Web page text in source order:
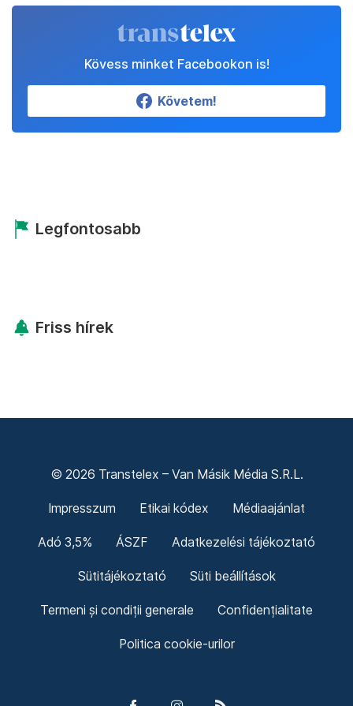
Kövess minket Facebookon is!
Követem!
Legfontosabb
Friss hírek
© 2026 Transtelex – Van Másik Média S.R.L.
Impresszum Etikai kódex Médiaajánlat
Adó 3,5% ÁSZF Adatkezelési tájékoztató
Sütitájékoztató Süti beállítások
Termeni și condiții generale Confidențialitate
Politica cookie-urilor